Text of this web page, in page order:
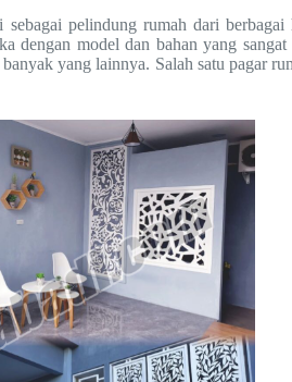
pelindung rumah dari
model dan bahan yang
yang lainnya. Salah satu pagar